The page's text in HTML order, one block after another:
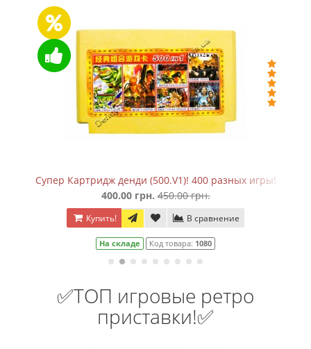
денди (500.V1)! 400 разных игры!
450.00 грн.
В сравнение
1080
Джойстик
✅ТОП игровые ретро
приставки!✅